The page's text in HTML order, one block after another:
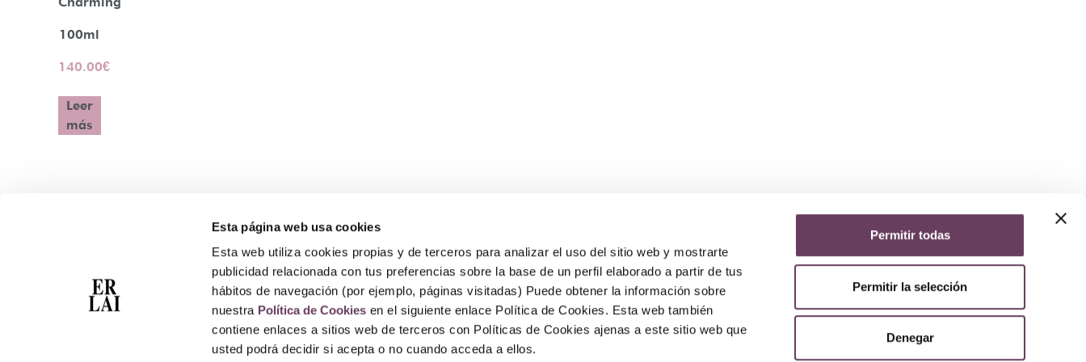
Esta página web usa cookies
Esta web utiliza cookies propias y de terceros para analizar el uso del sitio web y mostrarte
publicidad relacionada con tus preferencias sobre la base de un perfil elaborado a partir de tus
hábitos de navegación (por ejemplo, páginas visitadas) Puede obtener la información sobre
nuestra Política de Cookies en el siguiente enlace Política de Cookies. Esta web también
contiene enlaces a sitios web de terceros con Políticas de Cookies ajenas a este sitio web que
usted podrá decidir si acepta o no cuando acceda a ellos.
Permitir todas
Permitir la selección
Denegar
100ml
140.00€
Leer
más
Atención Telefónica: 944 435 713
Whatsapp: 699 173 188
E-mail:perfumeriaerlai@erlai.es
Dirección: Rodríguez Arias nº29 48011 Bilbao.
Nosotros
Aviso legal
Política de privacidad
Política de cookies
Política de devoluciones y reembolsos
FAQs